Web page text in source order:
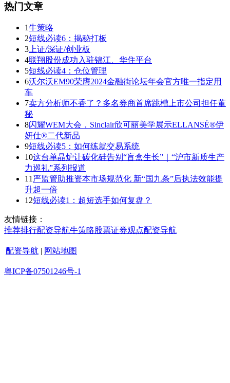
热门文章
1牛策略
2短线必读6：揭秘打板
3上证/深证/创业板
4联翔股份成功入驻锦江、华住平台
5短线必读4：仓位管理
6沃尔沃EM90荣膺2024金融街论坛年会官方唯一指定用
车
7卖方分析师不香了？多名券商首席跳槽上市公司担任董
秘
8闪耀WEM大会，Sinclair欣可丽美学展示ELLANSÉ®伊
妍仕®二代新品
9短线必读5：如何练就交易系统
10这台单晶炉让碳化硅告别“盲盒生长”｜“沪市新质生产
力巡礼”系列报道
11严监管助推资本市场规范化 新“国九条”后执法效能提
升超一倍
12短线必读1：超短选手如何复盘？
友情链接：
推荐排行配资导航牛策略股票证券观点配资导航
配资导航 网站地图
粤ICP备07501246号-1